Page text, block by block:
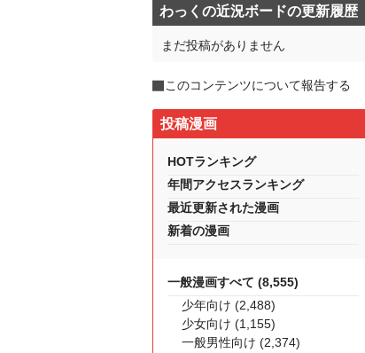
わっくの近況ボードの更新履歴
まだ投稿がありません
このコンテンツについて報告する
投稿漫画
HOTランキング
年間アクセスランキング
最近更新された漫画
新着の漫画
一般漫画すべて (8,555)
少年向け (2,488)
少女向け (1,155)
一般男性向け (2,374)